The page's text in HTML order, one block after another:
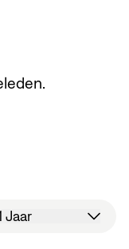
Jaar